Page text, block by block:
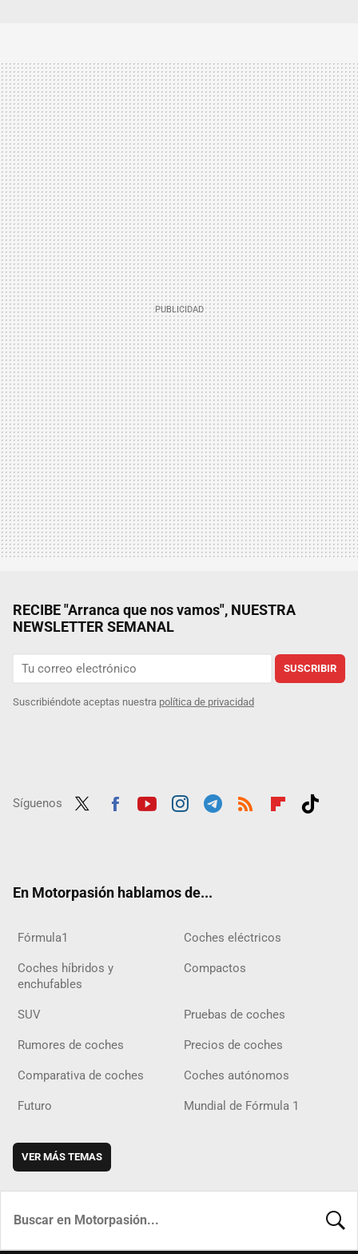
RECIBE "Arranca que nos vamos", NUESTRA
NEWSLETTER SEMANAL
SUSCRIBIR
Suscribiéndote aceptas nuestra política de privacidad
Síguenos
En Motorpasión hablamos de...
Fórmula1 Coches eléctricos
Coches híbridos y
enchufables
Compactos
SUV Pruebas de coches
Rumores de coches Precios de coches
Comparativa de coches Coches autónomos
Futuro Mundial de Fórmula 1
VER MÁS TEMAS